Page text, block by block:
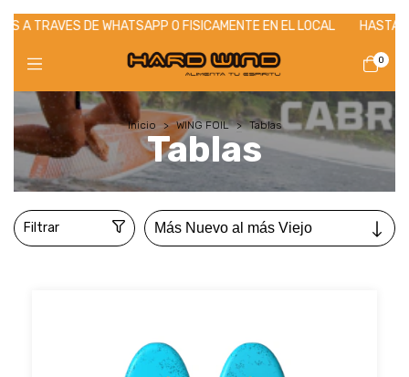
WHATSAPP O FISICAMENTE EN EL LOCAL HASTA EL 31/07 - 12
0
Inicio > WING FOIL > Tablas
Tablas
Filtrar